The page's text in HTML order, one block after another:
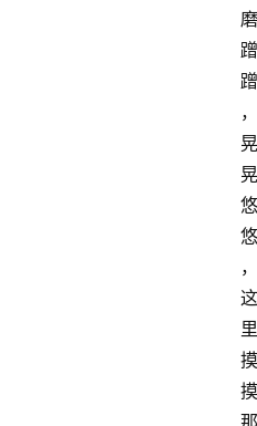
磨
蹭
蹭
，
晃
晃
悠
悠
，
这
里
摸
摸
那